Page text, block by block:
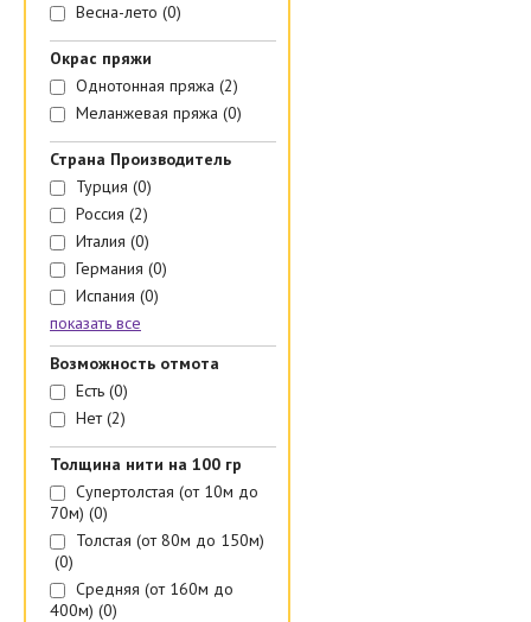
Весна-лето (0)
Окрас пряжи
Однотонная пряжа (2)
Меланжевая пряжа (0)
Страна Производитель
Турция (0)
Россия (2)
Италия (0)
Германия (0)
Испания (0)
показать все
Возможность отмота
Есть (0)
Нет (2)
Толщина нити на 100 гр
Супертолстая (от 10м до
70м) (0)
Толстая (от 80м до 150м)
(0)
Средняя (от 160м до
400м) (0)